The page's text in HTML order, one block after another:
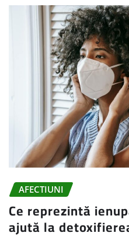
AFECTIUNI
Ce reprezintă
ajută la